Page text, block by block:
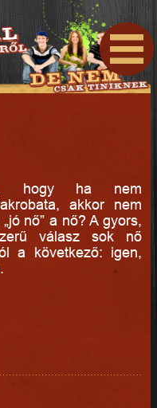
hogy ha nem
akkor nem
nő” a nő? A gyors,
válasz sok nő
a következő: igen,